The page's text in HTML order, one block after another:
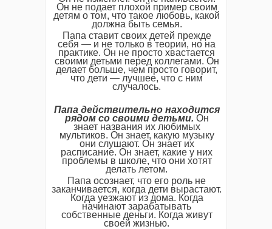
Он не подает плохой пример своим
детям о том, что такое любовь, какой
должна быть семья.
Папа ставит своих детей прежде
себя — и не только в теории, но на
практике. Он не просто хвастается
своими детьми перед коллегами. Он
делает больше, чем просто говорит,
что дети — лучшее, что с ним
случалось.
Папа действительно находится
рядом со своими детьми. Он
знает названия их любимых
мультиков. Он знает, какую музыку
они слушают. Он знает их
расписание. Он знает, какие у них
проблемы в школе, что они хотят
делать летом.
Папа осознает, что его роль не
заканчивается, когда дети вырастают.
Когда уезжают из дома. Когда
начинают зарабатывать
собственные деньги. Когда живут
своей жизнью.